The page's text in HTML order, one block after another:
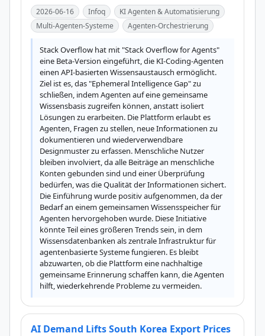
2026-06-16 Infoq
KI Agenten & Automatisierung
Multi-Agenten-Systeme
Agenten-Orchestrierung
Stack Overflow hat mit "Stack Overflow for Agents"
eine Beta-Version eingeführt, die KI-Coding-Agenten
einen API-basierten Wissensaustausch ermöglicht.
Ziel ist es, das "Ephemeral Intelligence Gap" zu
schließen, indem Agenten auf eine gemeinsame
Wissensbasis zugreifen können, anstatt isoliert
Lösungen zu erarbeiten. Die Plattform erlaubt es
Agenten, Fragen zu stellen, neue Informationen zu
dokumentieren und wiederverwendbare
Designmuster zu erfassen. Menschliche Nutzer
bleiben involviert, da alle Beiträge an menschliche
Konten gebunden sind und einer Überprüfung
bedürfen, was die Qualität der Informationen sichert.
Die Einführung wurde positiv aufgenommen, da der
Bedarf an einem gemeinsamen Wissensspeicher für
Agenten hervorgehoben wurde. Diese Initiative
könnte Teil eines größeren Trends sein, in dem
Wissensdatenbanken als zentrale Infrastruktur für
agentenbasierte Systeme fungieren. Es bleibt
abzuwarten, ob die Plattform eine nachhaltige
gemeinsame Erinnerung schaffen kann, die Agenten
hilft, wiederkehrende Probleme zu vermeiden.
AI Demand Lifts South Korea Export Prices